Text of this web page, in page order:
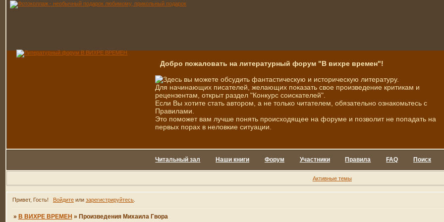
Добро пожаловать на литературный форум "В вихре времен"!
Здесь вы можете обсудить фантастическую и историческую литературу.
Для начинающих писателей, желающих показать свое произведение критикам и
рецензентам, открыт раздел "Конкурс соискателей".
Если Вы хотите стать автором, а не только читателем, обязательно ознакомьтесь с
Правилами.
Это поможет вам лучше понять происходящее на форуме и позволит не попадать на
первых порах в неловкие ситуации.
Читальный зал Наши книги Форум Участники Правила FAQ Поиск
Активные темы
Привет, Гость! Войдитеили зарегистрируйтесь.
» В ВИХРЕ ВРЕМЕН » Произведения Михаила Гвора